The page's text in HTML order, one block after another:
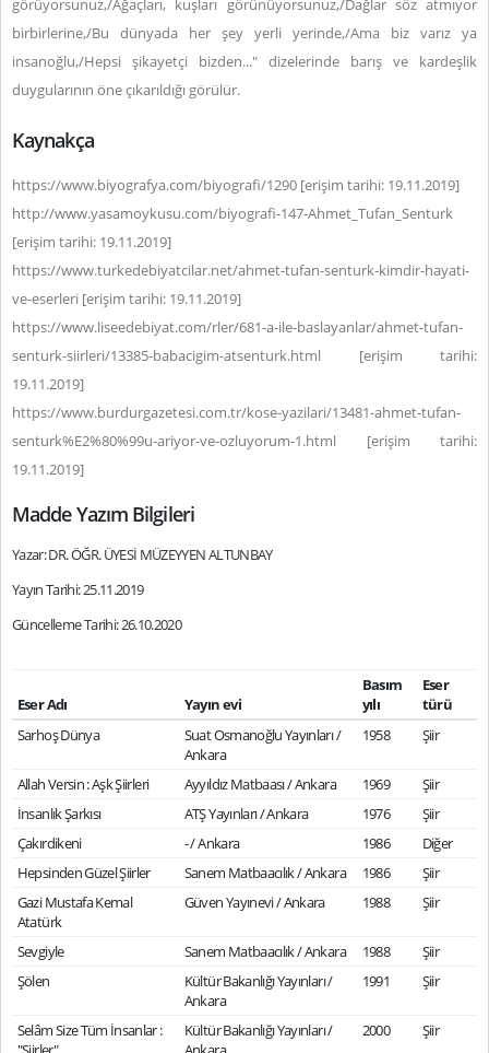
görüyorsunuz,/Ağaçları, kuşları görünüyorsunuz,/Dağlar söz atmıyor
birbirlerine,/Bu dünyada her şey yerli yerinde,/Ama biz varız ya
insanoğlu,/Hepsi şikayetçi bizden..." dizelerinde barış ve kardeşlik
duygularının öne çıkarıldığı görülür.
Kaynakça
https://www.biyografya.com/biyografi/1290 [erişim tarihi: 19.11.2019]
http://www.yasamoykusu.com/biyografi-147-Ahmet_Tufan_Senturk
[erişim tarihi: 19.11.2019]
https://www.turkedebiyatcilar.net/ahmet-tufan-senturk-kimdir-hayati-
ve-eserleri [erişim tarihi: 19.11.2019]
https://www.liseedebiyat.com/rler/681-a-ile-baslayanlar/ahmet-tufan-
senturk-siirleri/13385-babacigim-atsenturk.html [erişim tarihi:
19.11.2019]
https://www.burdurgazetesi.com.tr/kose-yazilari/13481-ahmet-tufan-
senturk%E2%80%99u-ariyor-ve-ozluyorum-1.html [erişim tarihi:
19.11.2019]
Madde Yazım Bilgileri
Yazar: DR. ÖĞR. ÜYESİ MÜZEYYEN ALTUNBAY
Yayın Tarihi: 25.11.2019
Güncelleme Tarihi: 26.10.2020
Eser Adı Yayın evi
Basım
yılı
Eser
türü
Sarhoş Dünya
Suat Osmanoğlu Yayınları /
Ankara
1958 Şiir
Allah Versin : Aşk Şiirleri Ayyıldız Matbaası / Ankara 1969
Şiir
İnsanlık Şarkısı
ATŞ Yayınları / Ankara 1976
Şiir
Çakırdikeni
- / Ankara 1986
Diğer
Hepsinden Güzel Şiirler
Sanem Matbaacılık / Ankara 1986
Şiir
Gazi Mustafa Kemal
Atatürk
Güven Yayınevi / Ankara 1988 Şiir
Sevgiyle Sanem Matbaacılık / Ankara 1988
Şiir
Şölen
Kültür Bakanlığı Yayınları /
Ankara
1991 Şiir
Selâm Size Tüm İnsanlar :
Kültür Bakanlığı Yayınları /
2000 Şiir